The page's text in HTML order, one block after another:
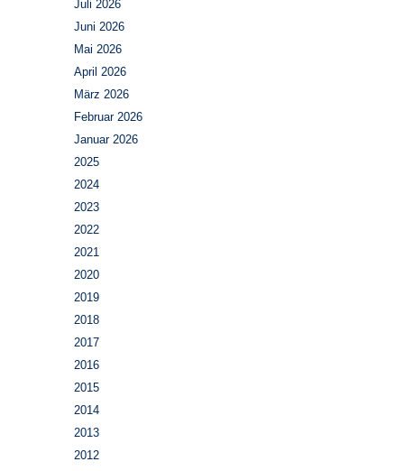
Juli 2026
Juni 2026
Mai 2026
April 2026
März 2026
Februar 2026
Januar 2026
2025
2024
2023
2022
2021
2020
2019
2018
2017
2016
2015
2014
2013
2012